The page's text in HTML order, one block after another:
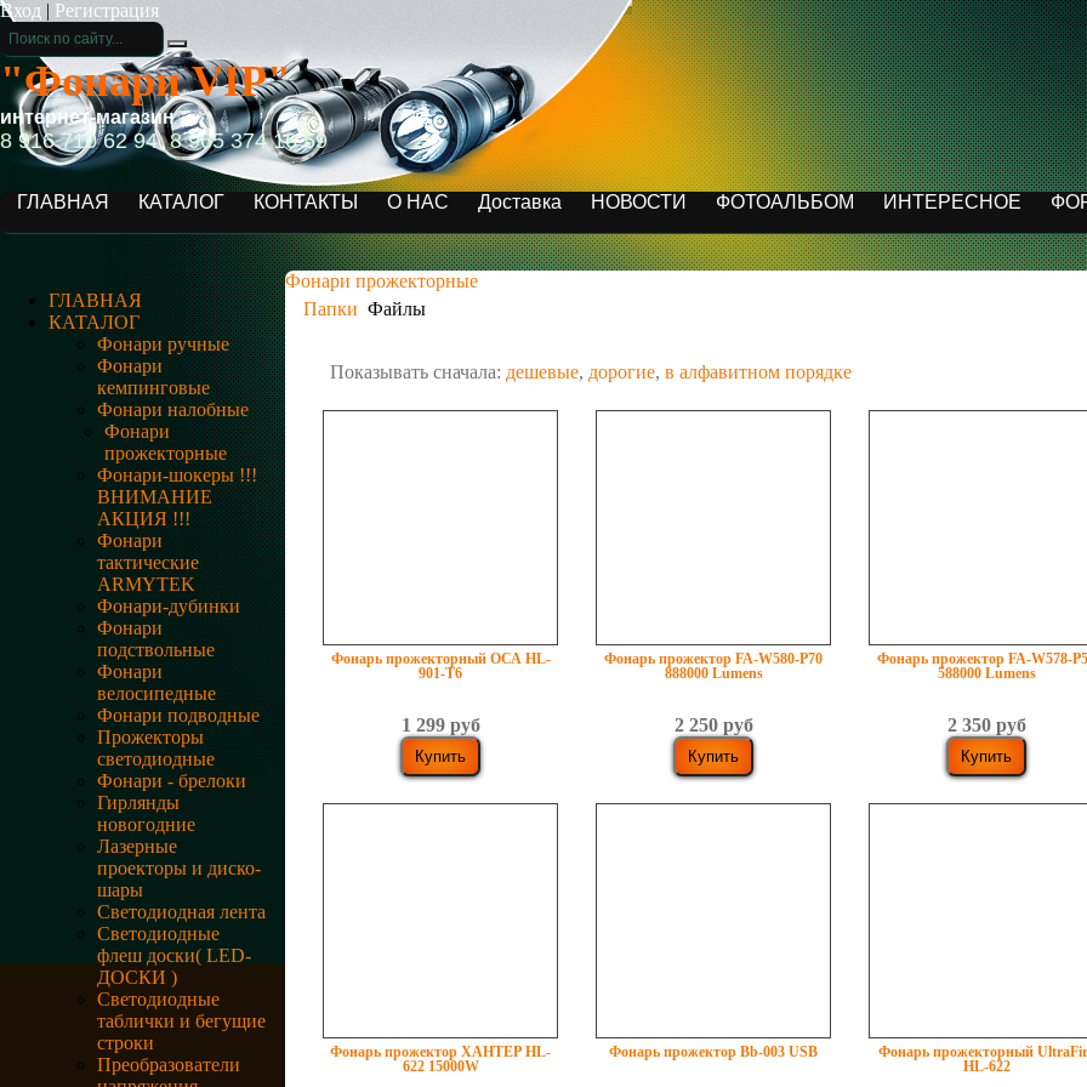
Вход | Регистрация
"Фонари VIP"
интернет-магазин
8 916 710 62 94, 8 965 374 16 59
ГЛАВНАЯ КАТАЛОГ КОНТАКТЫ О НАС Доставка НОВОСТИ ФОТОАЛЬБОМ ИНТЕРЕСНОЕ
ГЛАВНАЯ
КАТАЛОГ
Фонари ручные
Фонари
кемпинговые
Фонари налобные
Фонари
прожекторные
Фонари-шокеры !!!
ВНИМАНИЕ
АКЦИЯ !!!
Фонари
тактические
ARMYTEK
Фонари-дубинки
Фонари
подствольные
Фонари
велосипедные
Фонари подводные
Прожекторы
светодиодные
Фонари - брелоки
Гирлянды
новогодние
Лазерные
проекторы и диско-
шары
Светодиодная лента
Светодиодные
флеш доски( LED-
ДОСКИ )
Светодиодные
таблички и бегущие
строки
Преобразователи
Фонари прожекторные
Папки Файлы
Показывать сначала: дешевые, дорогие, в алфавитном порядке
Фонарь прожекторный ОСА HL-
901-T6
1 299 руб
Фонарь прожектор FA-W580-P70
888000 Lumens
2 250 руб
Фонарь прожектор FA-W578-
588000 Lumens
2 350 руб
Фонарь прожектор ХАНТЕР HL-
622 15000W
Фонарь прожектор Bb-003 USB
Фонарь прожекторный
HL-622